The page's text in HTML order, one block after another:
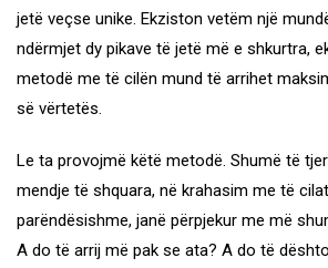
jetë veçse unike. Ekziston vetëm një
ndërmjet dy pikave të jetë më e shkurtra,
metodë me të cilën mund të arrihet
së vërtetës.
Le ta provojmë këtë metodë. Shumë të
mendje të shquara, në krahasim me të
parëndësishme, janë përpjekur me më
A do të arrij më pak se ata? A do të